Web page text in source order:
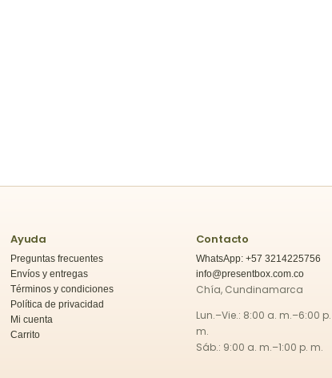
Ayuda
Preguntas frecuentes
Envíos y entregas
Términos y condiciones
Política de privacidad
Mi cuenta
Carrito
Contacto
WhatsApp: +57 3214225756
info@presentbox.com.co
Chía, Cundinamarca
Lun.–Vie.: 8:00 a. m.–6:00 p.
m.
Sáb.: 9:00 a. m.–1:00 p. m.